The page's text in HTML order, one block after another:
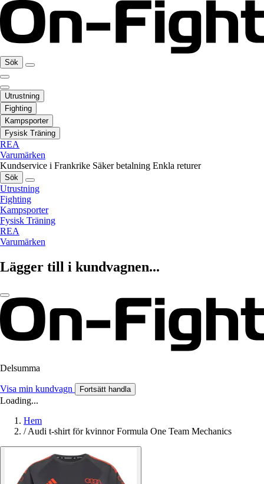
Sök
Utrustning
Fighting
Kampsporter
Fysisk Träning
REA
Varumärken
Kundservice i Frankrike Säker betalning Enkla returer
Sök
Utrustning
Fighting
Kampsporter
Fysisk Träning
REA
Varumärken
Lägger till i kundvagnen...
Delsumma
Visa min kundvagn Fortsätt handla
Loading...
Hem
/ Audi t-shirt för kvinnor Formula One Team Mechanics